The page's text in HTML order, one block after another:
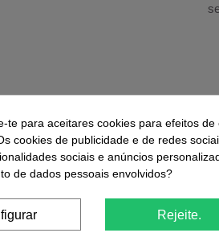
DE PAGAMENTO
te para aceitares cookies para efeitos
cookies de publicidade e de redes
sociais e anúncios
de dados pessoais envolvidos?
Rejeite.